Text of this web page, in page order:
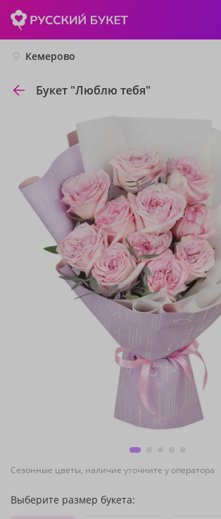
Кемерово
Букет "Люблю тебя"
Сезонные цветы, наличие уточните у оператора
Выберите размер букета: